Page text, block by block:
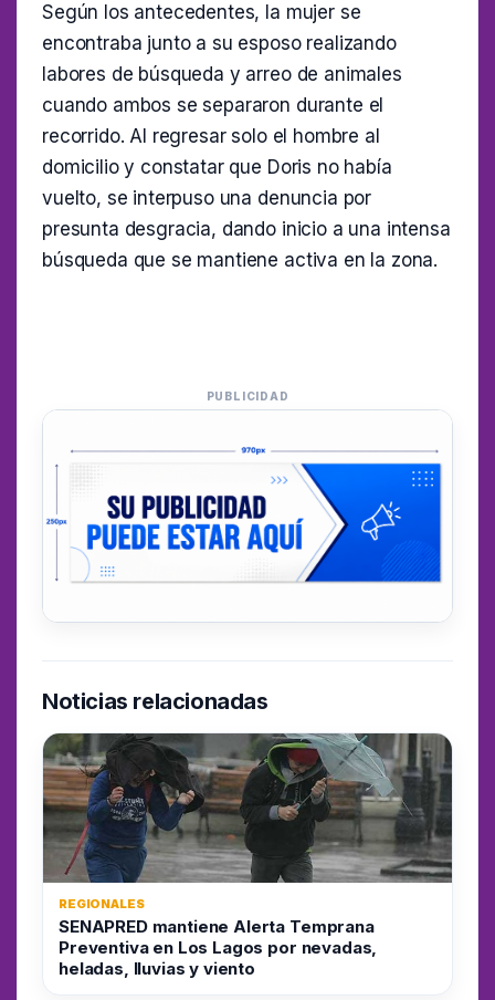
Según los antecedentes, la mujer se
encontraba junto a su esposo realizando
labores de búsqueda y arreo de animales
cuando ambos se separaron durante el
recorrido. Al regresar solo el hombre al
domicilio y constatar que Doris no había
vuelto, se interpuso una denuncia por
presunta desgracia, dando inicio a una intensa
búsqueda que se mantiene activa en la zona.
PUBLICIDAD
Noticias relacionadas
REGIONALES
SENAPRED mantiene Alerta Temprana
Preventiva en Los Lagos por nevadas,
heladas, lluvias y viento